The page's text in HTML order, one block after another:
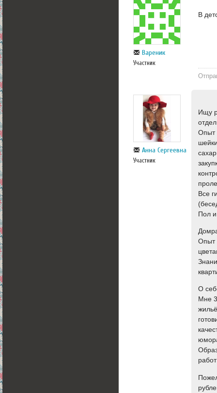
Вареник
Участник
В
Анна Сергеевна
Участник
Ищу
Опыт
Все
Пол и
Опыт
О
Мне